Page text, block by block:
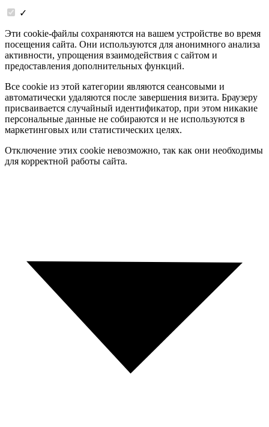
✓
Эти cookie-файлы сохраняются на вашем устройстве во время
посещения сайта. Они используются для анонимного анализа
активности, упрощения взаимодействия с сайтом и
предоставления дополнительных функций.
Все cookie из этой категории являются сеансовыми и
автоматически удаляются после завершения визита. Браузеру
присваивается случайный идентификатор, при этом никакие
персональные данные не собираются и не используются в
маркетинговых или статистических целях.
Отключение этих cookie невозможно, так как они необходимы
для корректной работы сайта.